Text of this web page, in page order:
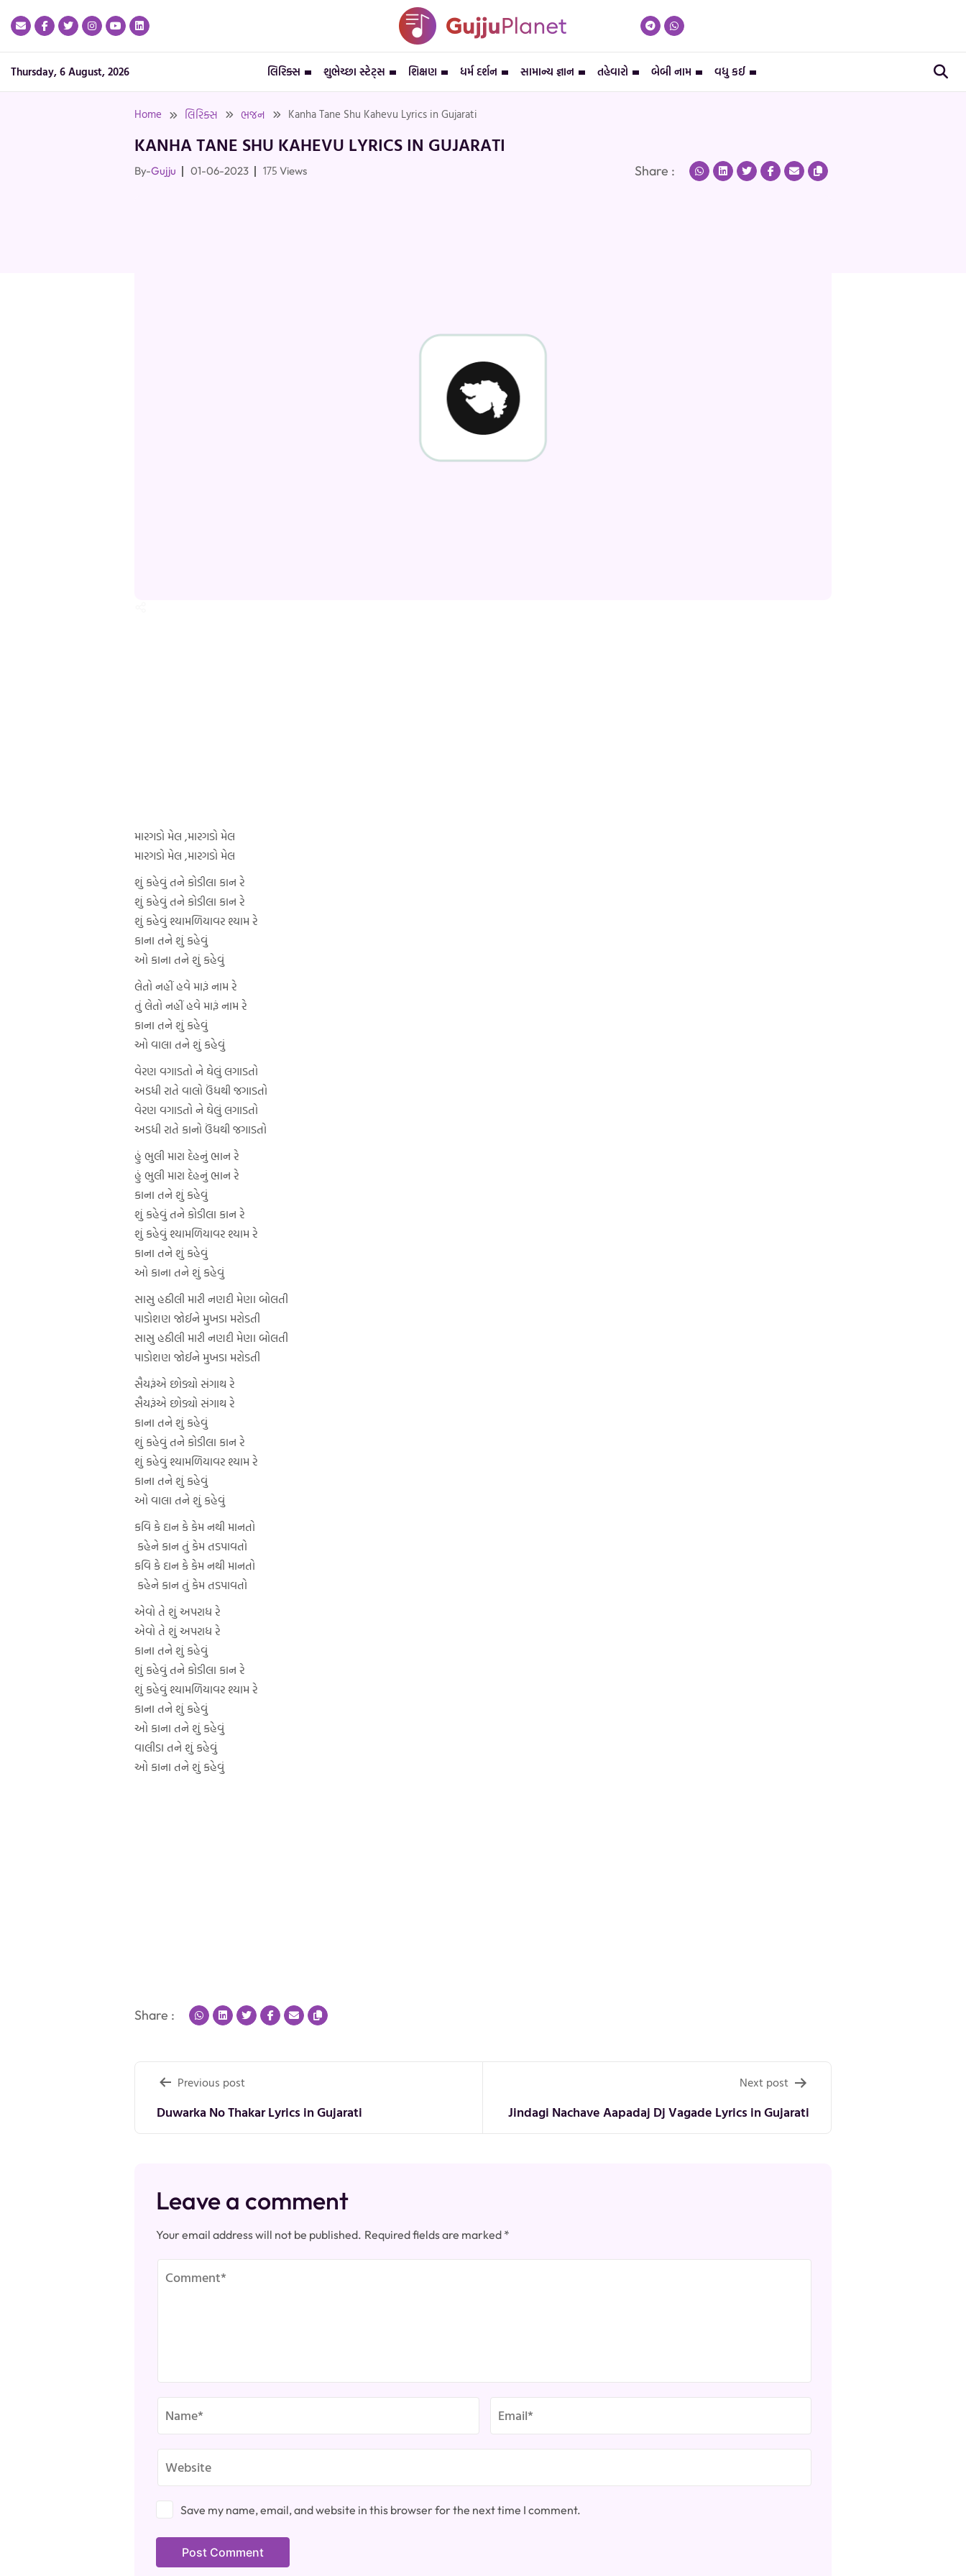
Thursday, 6 August, 2026 લિરિક્સ શુભેચ્છા સ્ટેટ્સ શિક્ષણ ધર્મ દર્શન સામાન્ય જ્ઞાન તહેવારો બેબી નામ વધુ કઈ
Home લિરિક્સ ભજન Kanha Tane Shu Kahevu Lyrics in Gujarati
KANHA TANE SHU KAHEVU LYRICS IN GUJARATI
By-Gujju 01-06-2023 175 Views Share :
મારગડો મેલ ,મારગડો મેલ
મારગડો મેલ ,મારગડો મેલ
શું કહેવું તને કોડીલા કાન રે
શું કહેવું તને કોડીલા કાન રે
શું કહેવું શ્યામળિયાવર શ્યામ રે
કાના તને શું કહેવું
ઓ કાના તને શું કહેવું
લેતો નહીં હવે મારૂં નામ રે
તું લેતો નહીં હવે મારૂં નામ રે
કાના તને શું કહેવું
ઓ વાલા તને શું કહેવું
વેરણ વગાડતો ને ઘેલું લગાડતો
અડધી રાતે વાલો ઉંધથી જગાડતો
વેરણ વગાડતો ને ઘેલું લગાડતો
અડધી રાતે કાનો ઉંધથી જગાડતો
હું ભુલી મારા દેહનું ભાન રે
હું ભુલી મારા દેહનું ભાન રે
કાના તને શું કહેવું
શું કહેવું તને કોડીલા કાન રે
શું કહેવું શ્યામળિયાવર શ્યામ રે
કાના તને શું કહેવું
ઓ કાના તને શું કહેવું
સાસુ હઠીલી મારી નણદી મેણા બોલતી
પાડોશણ જોઈને મુખડા મરોડતી
સાસુ હઠીલી મારી નણદી મેણા બોલતી
પાડોશણ જોઈને મુખડા મરોડતી
સૈયરૂંએ છોડ્યો સંગાથ રે
સૈયરૂંએ છોડ્યો સંગાથ રે
કાના તને શું કહેવું
શું કહેવું તને કોડીલા કાન રે
શું કહેવું શ્યામળિયાવર શ્યામ રે
કાના તને શું કહેવું
ઓ વાલા તને શું કહેવું
કવિ કે દાન કે કેમ નથી માનતો
કહેને કાન તું કેમ તડપાવતો
કવિ કે દાન કે કેમ નથી માનતો
કહેને કાન તું કેમ તડપાવતો
એવો તે શું અપરાધ રે
એવો તે શું અપરાધ રે
કાના તને શું કહેવું
શું કહેવું તને કોડીલા કાન રે
શું કહેવું શ્યામળિયાવર શ્યામ રે
કાના તને શું કહેવું
ઓ કાના તને શું કહેવું
વાલીડા તને શું કહેવું
ઓ કાના તને શું કહેવું
Share :
Post
navigation
Previous post
Duwarka No Thakar Lyrics in Gujarati
Next post
Jindagi Nachave Aapadaj Dj Vagade Lyrics in Gujarati
Leave a comment
Your email address will not be published. Required fields are marked *
Save my name, email, and website in this browser for the next time I comment.